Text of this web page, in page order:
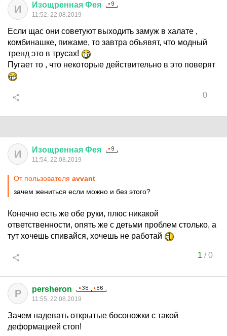
И Изощренная Фея
11:52, 22.08.2019
Если щас они советуют выходить замуж в халате ,
комбинашке, пижаме, то завтра объявят, что модный
тренд это в трусах!
Пугает то , что некоторые действительно в это поверят
0
И Изощренная Фея
11:54, 22.08.2019
От пользователя avvant
зачем жениться если можно и без этого?
Конечно есть же обе руки, плюс никакой
ответственности, опять же с детьми проблем столько, а
тут хочешь спивайся, хочешь не работай
1 /0
P persheron
11:55, 22.08.2019
Зачем надевать открытые босоножки с такой
деформацией стоп!